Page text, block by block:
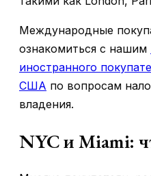
Международные
ознакомиться с нашим
иностранного
США по вопросам
владения.
NYC и Miami: